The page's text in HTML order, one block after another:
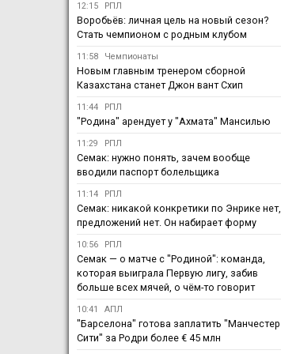
12:15 РПЛ
Воробьёв: личная цель на новый сезон?
Стать чемпионом с родным клубом
11:58 Чемпионаты
Новым главным тренером сборной
Казахстана станет Джон вант Схип
11:44 РПЛ
"Родина" арендует у "Ахмата" Мансилью
11:29 РПЛ
Семак: нужно понять, зачем вообще
вводили паспорт болельщика
11:14 РПЛ
Семак: никакой конкретики по Энрике нет,
предложений нет. Он набирает форму
10:56 РПЛ
Семак — о матче с "Родиной": команда,
которая выиграла Первую лигу, забив
больше всех мячей, о чём-то говорит
10:41 АПЛ
"Барселона" готова заплатить "Манчестер
Сити" за Родри более € 45 млн